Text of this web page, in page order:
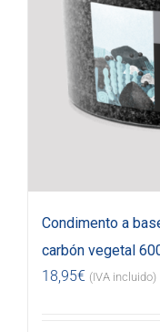
Condimento a
carbón vegetal
18,95€ (IVA incluido)